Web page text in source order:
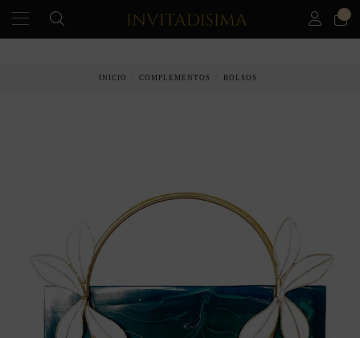
INICIO COMPLEMENTOS BOLSOS